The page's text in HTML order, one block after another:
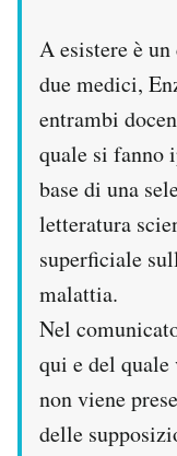
A esistere è
due medici,
entrambi
quale si fanno
base di una
letteratura
superficiale
malattia.
Nel
qui e del
non viene
delle